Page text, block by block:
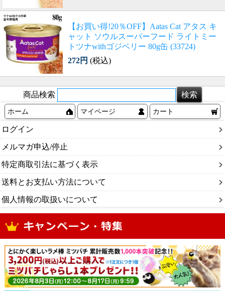
【お買い得!20％OFF】Aatas Cat アタス キ
ャット ソウルスーパーフード ライトミー
トツナwithゴジベリー 80g缶 (33724)
272円 (税込)
商品検索
ホーム マイページ カート
ログイン
メルマガ申込/停止
特定商取引法に基づく表示
送料とお支払い方法について
個人情報の取扱いについて